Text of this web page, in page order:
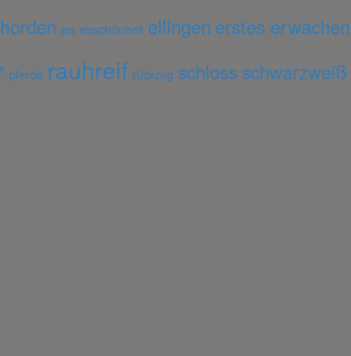
eis eisschönheit ellingen erstes erwachen
pferde rauhreif rückzug schloss schwarzweiß